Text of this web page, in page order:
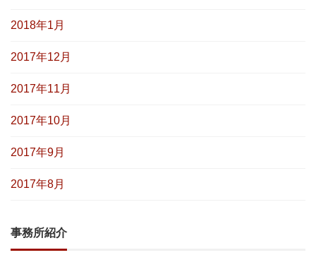
2018年1月
2017年12月
2017年11月
2017年10月
2017年9月
2017年8月
事務所紹介